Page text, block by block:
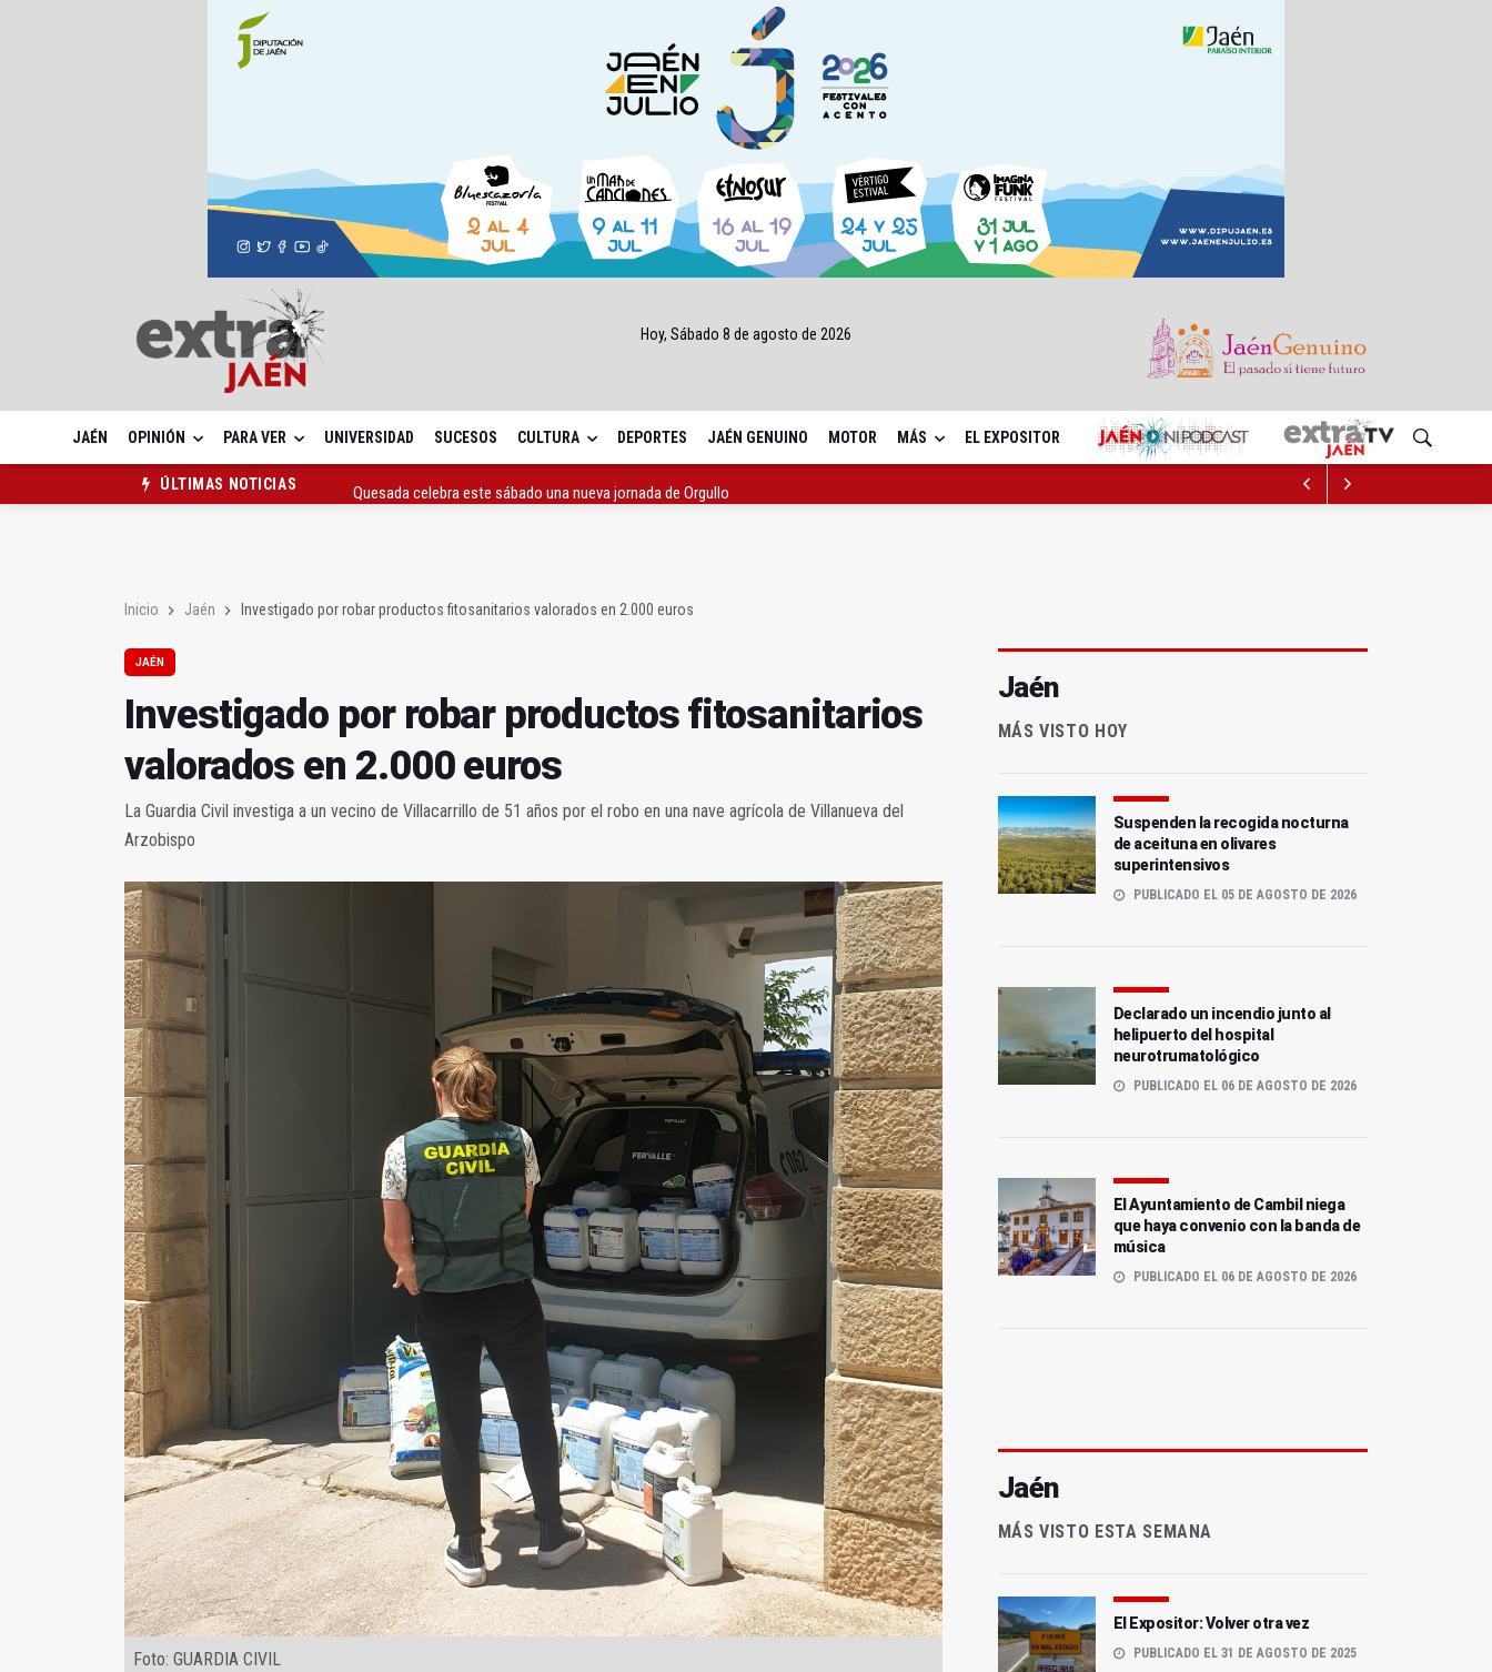
Hoy, Sábado 8 de agosto de 2026
JAÉN OPINIÓN PARA VER UNIVERSIDAD SUCESOS CULTURA DEPORTES JAÉN GENUINO MOTOR MÁS EL EXPOSITOR
ÚLTIMAS NOTICIAS
Quesada celebra este sábado una nueva jornada de Orgullo
Inicio Jaén Investigado por robar productos fitosanitarios valorados en 2.000 euros
JAÉN
Investigado por robar productos fitosanitarios
valorados en 2.000 euros
La Guardia Civil investiga a un vecino de Villacarrillo de 51 años por el robo en una nave agrícola de Villanueva del
Arzobispo
Foto: GUARDIA CIVIL
Jaén
MÁS VISTO HOY
Suspenden la recogida nocturna
de aceituna en olivares
superintensivos
PUBLICADO EL 05 DE AGOSTO DE 2026
Declarado un incendio junto al
helipuerto del hospital
neurotrumatológico
PUBLICADO EL 06 DE AGOSTO DE 2026
El Ayuntamiento de Cambil niega
que haya convenio con la banda de
música
PUBLICADO EL 06 DE AGOSTO DE 2026
Jaén
MÁS VISTO ESTA SEMANA
El Expositor: Volver otra vez
PUBLICADO EL 31 DE AGOSTO DE 2025